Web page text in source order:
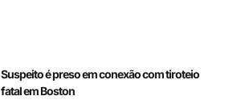
Suspeito é preso em conexão com tiroteio
fatal em Boston